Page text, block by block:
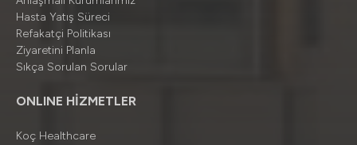
Hasta Yatış Süreci
Refakatçi Politikası
Ziyaretini Planla
Sıkça Sorulan Sorular
ONLINE HİZMETLER
Koç Healthcare